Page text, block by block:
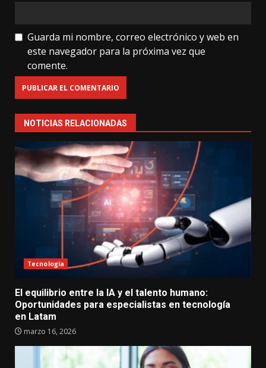
Guarda mi nombre, correo electrónico y web en
este navegador para la próxima vez que
comente.
NOTICIAS RELACIONADAS
Tecnología
El equilibrio entre la IA y el talento humano:
Oportunidades para especialistas en tecnología
en Latam
marzo 16, 2026